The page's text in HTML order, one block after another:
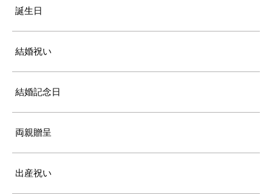
誕生日
結婚祝い
結婚記念日
両親贈呈
出産祝い